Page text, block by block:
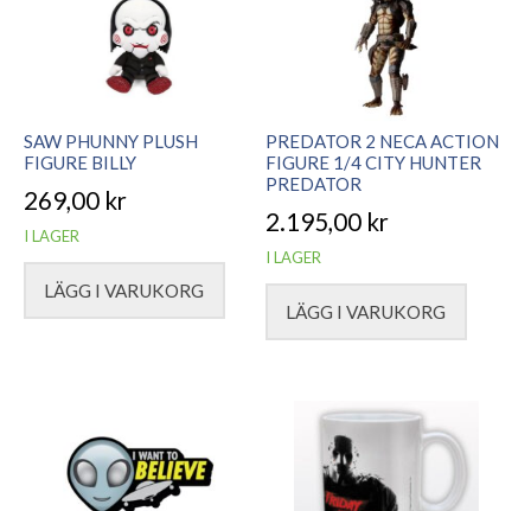
SAW PHUNNY PLUSH
FIGURE BILLY
269,00 kr
I LAGER
LÄGG I VARUKORG
PREDATOR 2 NECA ACTION
FIGURE 1/4 CITY HUNTER
PREDATOR
2.195,00 kr
I LAGER
LÄGG I VARUKORG